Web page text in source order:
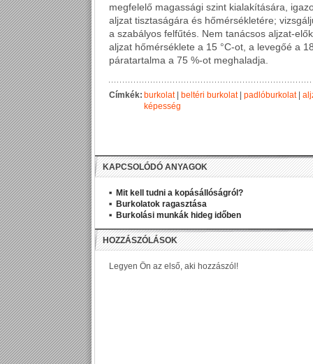
megfelelő magassági szint kialakítására,
aljzat tisztaságára és hőmérsékletére;
a szabályos felfűtés. Nem tanácsos aljzat-
aljzat hőmérséklete a 15 °C-ot, a levegőé a
páratartalma a 75 %-ot meghaladja.
Címkék: burkolat| beltéri burkolat| padlóburkolat|
képesség
KAPCSOLÓDÓ ANYAGOK
Mit kell tudni a kopásállóságról?
Burkolatok ragasztása
Burkolási munkák hideg időben